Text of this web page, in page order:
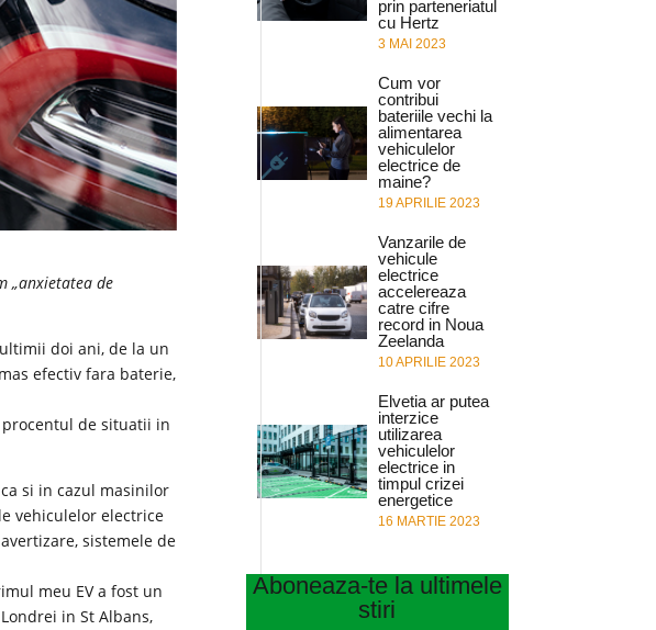
„anxietatea de
doi ani, de la un
efectiv fara baterie,
de situatii in
si in cazul masinilor
vehiculelor electrice
sistemele de
meu EV a fost un
in St Albans,
prin parteneriatul
cu Hertz
3 MAI 2023
Cum vor
contribui
bateriile vechi la
alimentarea
vehiculelor
electrice de
maine?
19 APRILIE 2023
Vanzarile de
vehicule
electrice
accelereaza
catre cifre
record in Noua
Zeelanda
10 APRILIE 2023
Elvetia ar putea
interzice
utilizarea
vehiculelor
electrice in
timpul crizei
energetice
16 MARTIE 2023
Aboneaza-te la ultimele
stiri